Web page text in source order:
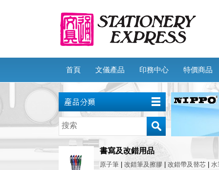
首頁 文儀產品 印務中心 特價商品
書寫及改錯用品
原子筆 改錯筆及擦膠 改錯帶及替芯
水